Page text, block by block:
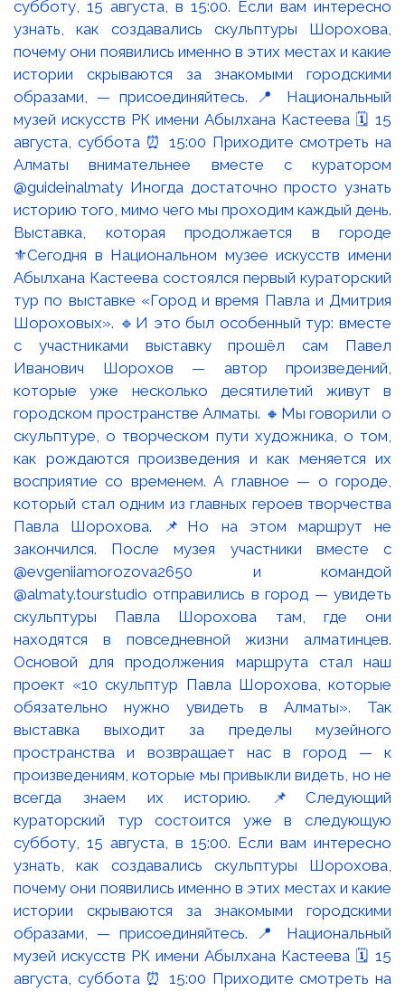
Выставка, которая продолжается в городе
⚜️Сегодня в Национальном музее искусств имени
Абылхана Кастеева состоялся первый кураторский
тур по выставке «Город и время Павла и Дмитрия
Шороховых». 🔹И это был особенный тур: вместе
с участниками выставку прошёл сам Павел
Иванович Шорохов — автор произведений,
которые уже несколько десятилетий живут в
городском пространстве Алматы. 🔸Мы говорили о
скульптуре, о творческом пути художника, о том,
как рождаются произведения и как меняется их
восприятие со временем. А главное — о городе,
который стал одним из главных героев творчества
Павла Шорохова. 📌Но на этом маршрут не
закончился. После музея участники вместе с
@evgeniiamorozova2650 и командой
@almaty.tourstudio отправились в город — увидеть
скульптуры Павла Шорохова там, где они
находятся в повседневной жизни алматинцев.
Основой для продолжения маршрута стал наш
проект «10 скульптур Павла Шорохова, которые
обязательно нужно увидеть в Алматы». Так
выставка выходит за пределы музейного
пространства и возвращает нас в город — к
произведениям, которые мы привыкли видеть, но не
всегда знаем их историю. 📌Следующий
кураторский тур состоится уже в следующую
субботу, 15 августа, в 15:00. Если вам интересно
узнать, как создавались скульптуры Шорохова,
почему они появились именно в этих местах и какие
истории скрываются за знакомыми городскими
образами, — присоединяйтесь. 📍 Национальный
музей искусств РК имени Абылхана Кастеева 🗓 15
августа, суббота ⏰ 15:00 Приходите смотреть на